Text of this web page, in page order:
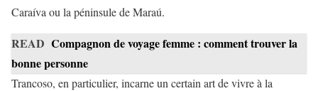
Caraíva ou la péninsule de Maraú.
READ Compagnon de voyage femme : comment trouver la
bonne personne
Trancoso, en particulier, incarne un certain art de vivre à la